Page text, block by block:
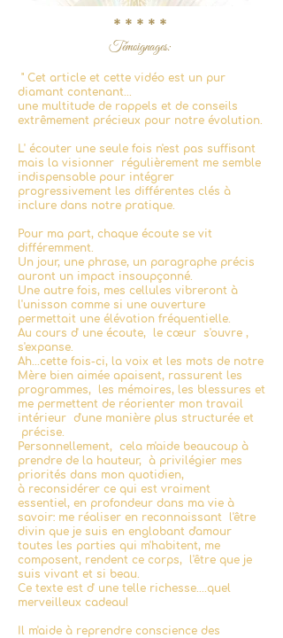
* * * * *
Témoignages:
" Cet article et cette vidéo est un pur
diamant contenant...
une multitude de rappels et de conseils
extrêmement précieux pour notre évolution.
L' écouter une seule fois n'est pas suffisant
mais la visionner régulièrement me semble
indispensable pour intégrer
progressivement les différentes clés à
inclure dans notre pratique.
Pour ma part, chaque écoute se vit
différemment.
Un jour, une phrase, un paragraphe précis
auront un impact insoupçonné.
Une autre fois, mes cellules vibreront à
l'unisson comme si une ouverture
permettait une élévation fréquentielle.
Au cours d' une écoute, le cœur s'ouvre ,
s'expanse.
Ah...cette fois-ci, la voix et les mots de notre
Mère bien aimée apaisent, rassurent les
programmes, les mémoires, les blessures et
me permettent de réorienter mon travail
intérieur d'une manière plus structurée et
précise.
Personnellement, cela m'aide beaucoup à
prendre de la hauteur, à privilégier mes
priorités dans mon quotidien,
à reconsidérer ce qui est vraiment
essentiel, en profondeur dans ma vie à
savoir: me réaliser en reconnaissant l'être
divin que je suis en englobant d'amour
toutes les parties qui m'habitent, me
composent, rendent ce corps, l'être que je
suis vivant et si beau.
Ce texte est d' une telle richesse....quel
merveilleux cadeau!
Il m'aide à reprendre conscience des